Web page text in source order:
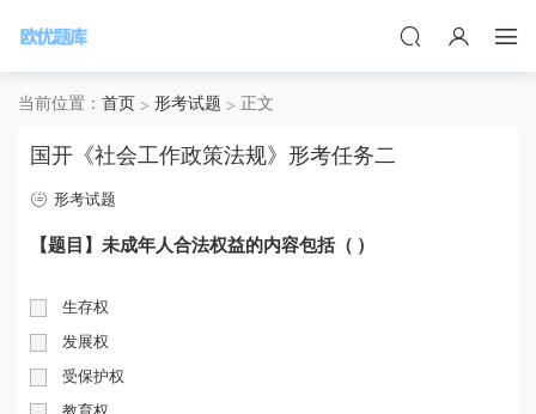
当前位置： 首页 形考试题 正文
国开《社会工作政策法规》形考任务二
形考试题
【题目】未成年人合法权益的内容包括（ ）
生存权
发展权
受保护权